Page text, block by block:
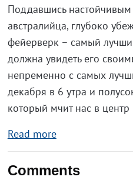
Поддавшись настойчивым
австралийца, глубоко
фейерверк – самый
должна увидеть его
непременно с самых
декабря в 6 утра и
который мчит нас в центр
Read more
Comments